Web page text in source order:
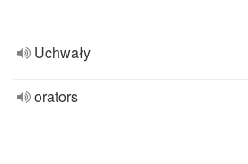
Uchwały
orators